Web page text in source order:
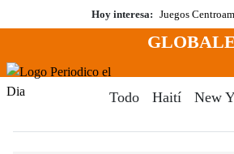
al
Hoy interesa: Juegos
Menú
Todo Haití New